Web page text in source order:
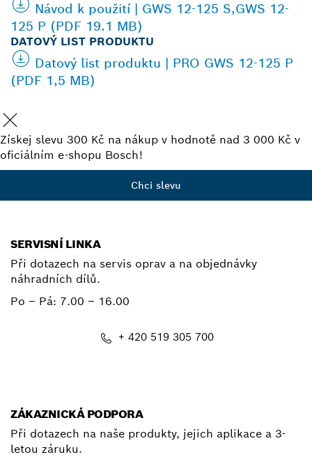
Návod k použití | GWS 12-125 S,GWS 12-
125 P (PDF 19.1 MB)
DATOVÝ LIST PRODUKTU
Datový list produktu | PRO GWS 12-125 P
(PDF 1,5 MB)
Získej slevu 300 Kč na nákup v hodnotě nad 3 000 Kč v
oficiálním e-shopu Bosch!
Chci slevu
SERVISNÍ LINKA
Při dotazech na servis oprav a na objednávky
náhradních dílů.
Po – Pá: 7.00 – 16.00
+ 420 519 305 700
ZÁKAZNICKÁ PODPORA
Při dotazech na naše produkty, jejich aplikace a 3-
letou záruku.